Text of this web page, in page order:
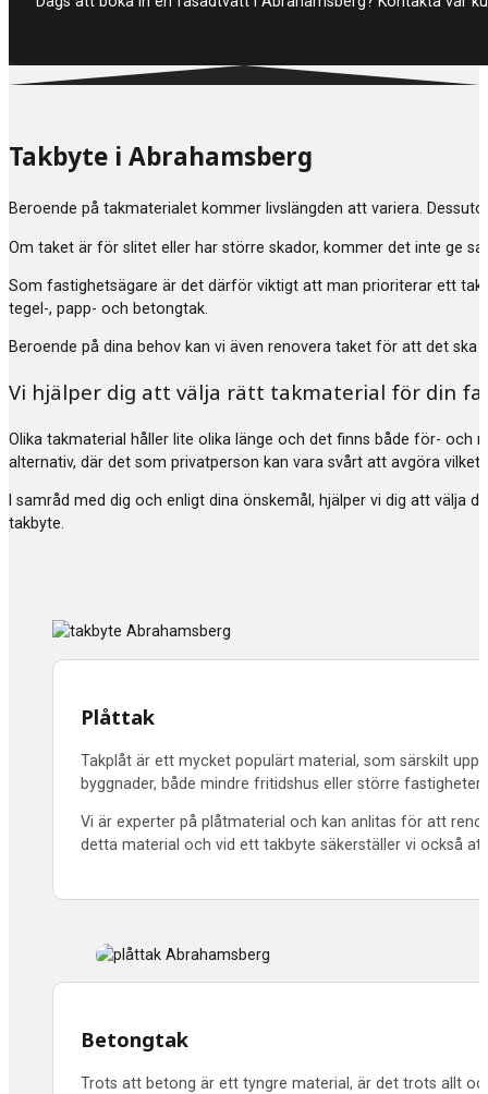
Takbyte i Abrahamsberg
Beroende på takmaterialet kommer livslängden att variera.
Om taket är för slitet eller har större skador, kommer det inte ge
Som fastighetsägare är det därför viktigt att man prioriterar ett
tegel-, papp- och betongtak.
Beroende på dina behov kan vi även renovera taket för att det
Vi hjälper dig att välja rätt takmaterial för din
Olika takmaterial håller lite olika länge och det finns både för- och
alternativ, där det som privatperson kan vara svårt att avgöra
I samråd med dig och enligt dina önskemål, hjälper vi dig att
takbyte.
Plåttak
Takplåt är ett mycket populärt material, som särskilt
byggnader, både mindre fritidshus eller större
Vi är experter på plåtmaterial och kan anlitas för att
detta material och vid ett takbyte säkerställer vi också
Betongtak
Trots att betong är ett tyngre material, är det trots allt